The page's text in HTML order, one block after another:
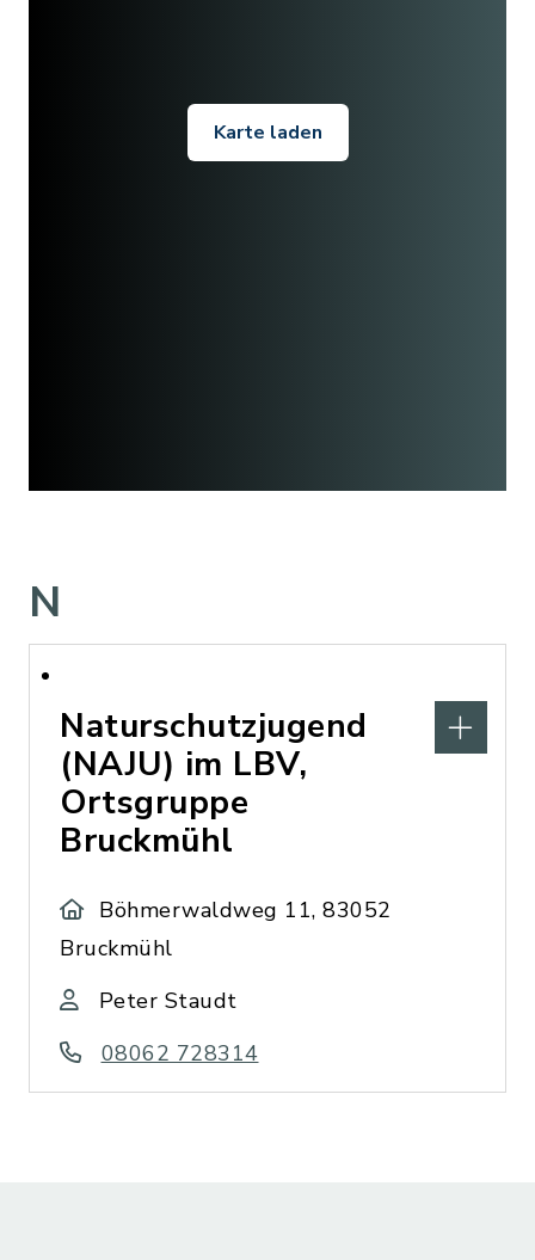
Karte laden
N
Naturschutzjugend
(NAJU) im LBV,
Ortsgruppe
Bruckmühl
Böhmerwaldweg 11, 83052
Bruckmühl
Peter Staudt
08062 728314